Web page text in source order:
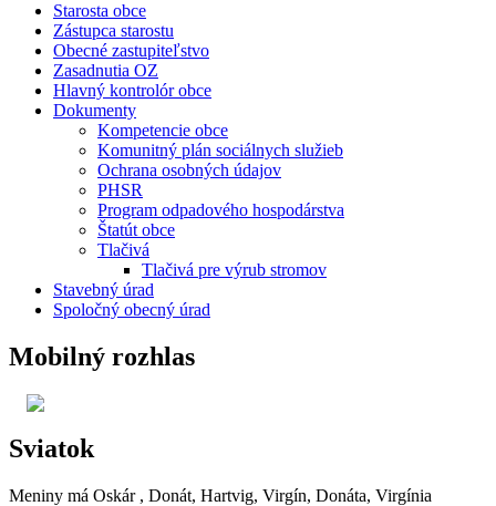
Starosta obce
Zástupca starostu
Obecné zastupiteľstvo
Zasadnutia OZ
Hlavný kontrolór obce
Dokumenty
Kompetencie obce
Komunitný plán sociálnych služieb
Ochrana osobných údajov
PHSR
Program odpadového hospodárstva
Štatút obce
Tlačivá
Tlačivá pre výrub stromov
Stavebný úrad
Spoločný obecný úrad
Mobilný rozhlas
Sviatok
Meniny má Oskár , Donát, Hartvig, Virgín, Donáta, Virgínia